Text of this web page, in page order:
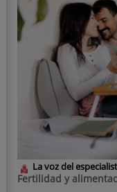
La voz del
Fertilidad y